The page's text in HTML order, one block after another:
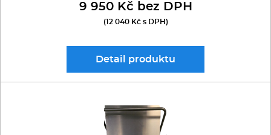
9 950 Kč bez DPH
(12 040 Kč s DPH)
Detail produktu